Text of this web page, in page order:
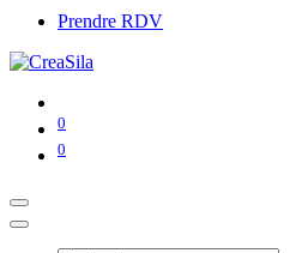
Prendre RDV
0
0